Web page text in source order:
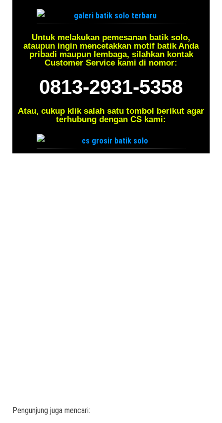
Untuk melakukan pemesanan batik solo,
ataupun ingin mencetakkan motif batik Anda
pribadi maupun lembaga, silahkan kontak
Customer Service kami di nomor:
0813-2931-5358
Atau, cukup klik salah satu tombol berikut agar
terhubung dengan CS kami:
Pengunjung juga mencari: